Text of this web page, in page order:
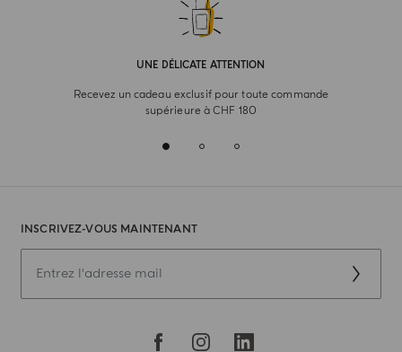
UNE DÉLICATE ATTENTION
Recevez un cadeau exclusif pour toute commande
supérieure à CHF 180
INSCRIVEZ-VOUS MAINTENANT